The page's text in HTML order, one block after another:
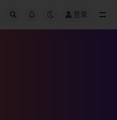
登录